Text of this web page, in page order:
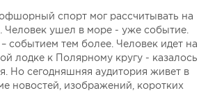
спорт мог рассчитывать на
Человек ушел в море - уже событие.
событием тем более. Человек идет на
лодке к Полярному кругу - казалось
Но сегодняшняя аудитория живет в
новостей, изображений, коротких